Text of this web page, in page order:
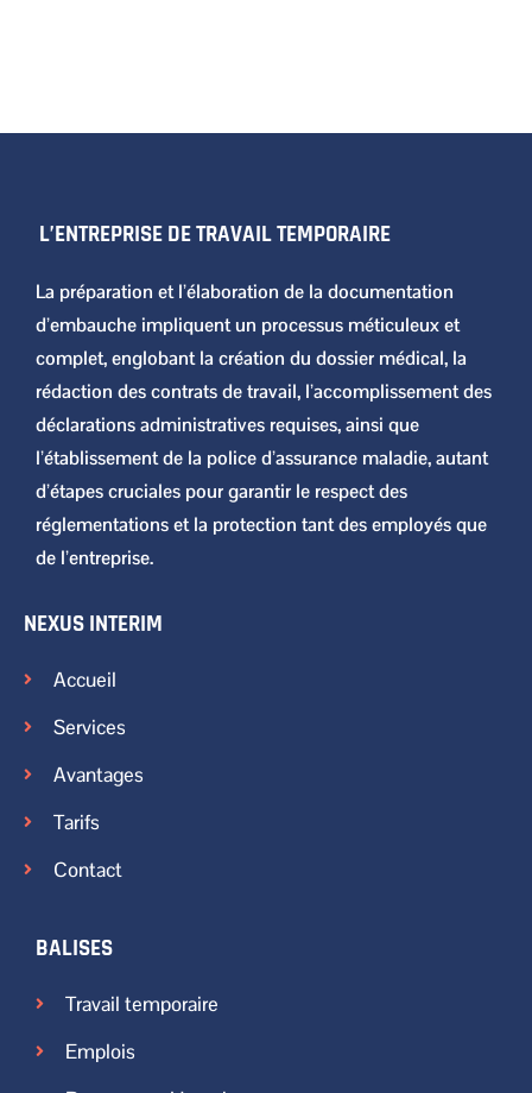
L’ENTREPRISE DE TRAVAIL TEMPORAIRE
La préparation et l’élaboration de la documentation
d’embauche impliquent un processus méticuleux et
complet, englobant la création du dossier médical, la
rédaction des contrats de travail, l’accomplissement des
déclarations administratives requises, ainsi que
l’établissement de la police d’assurance maladie, autant
d’étapes cruciales pour garantir le respect des
réglementations et la protection tant des employés que
de l’entreprise.
NEXUS INTERIM
Accueil
Services
Avantages
Tarifs
Contact
BALISES
Travail temporaire
Emplois